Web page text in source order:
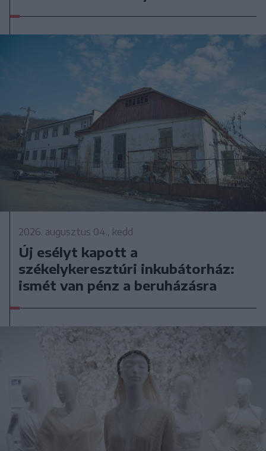
2026. augusztus 04., kedd
Új esélyt kapott a
székelykeresztúri inkubátorház:
ismét van pénz a beruházásra